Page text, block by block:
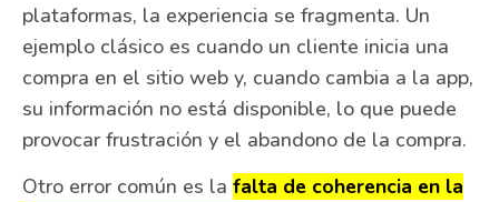
plataformas, la experiencia se fragmenta. Un
ejemplo clásico es cuando un cliente inicia una
compra en el sitio web y, cuando cambia a la app,
su información no está disponible, lo que puede
provocar frustración y el abandono de la compra.
Otro error común es la falta de coherencia en la